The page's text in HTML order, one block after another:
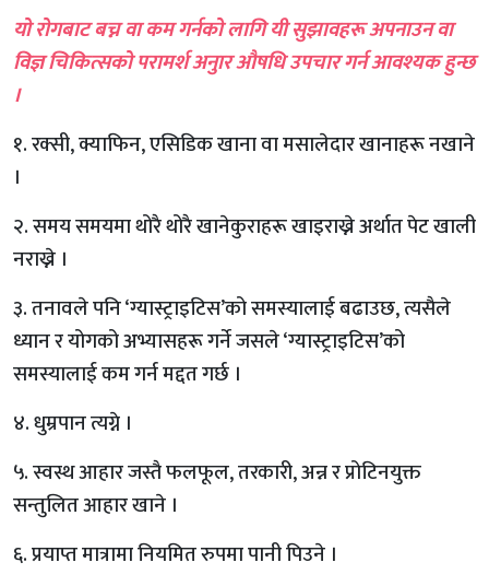
यो रोगबाट बच्न वा कम गर्नको लागि यी सुझावहरू अपनाउन वा
विज्ञ चिकित्सको परामर्श अनुार औषधि उपचार गर्न आवश्यक हुन्छ
।
१. रक्सी, क्याफिन, एसिडिक खाना वा मसालेदार खानाहरू नखाने
।
२. समय समयमा थोरै थोरै खानेकुराहरू खाइराख्ने अर्थात पेट खाली
नराख्ने ।
३. तनावले पनि ‘ग्यास्ट्राइटिस’को समस्यालाई बढाउछ, त्यसैले
ध्यान र योगको अभ्यासहरू गर्ने जसले ‘ग्यास्ट्राइटिस’को
समस्यालाई कम गर्न मद्दत गर्छ ।
४. धुम्रपान त्यग्ने ।
५. स्वस्थ आहार जस्तै फलफूल, तरकारी, अन्न र प्रोटिनयुक्त
सन्तुलित आहार खाने ।
६. प्रयाप्त मात्रामा नियमित रुपमा पानी पिउने ।